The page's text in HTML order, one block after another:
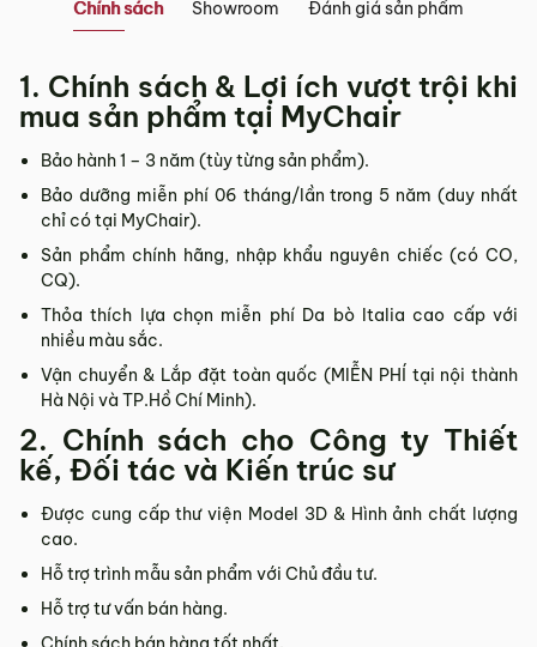
Chính sách Showroom Đánh giá sản phẩm
1. Chính sách & Lợi ích vượt trội khi
mua sản phẩm tại MyChair
Bảo hành 1 – 3 năm (tùy từng sản phẩm).
Bảo dưỡng miễn phí 06 tháng/lần trong 5 năm (duy nhất
chỉ có tại MyChair).
Sản phẩm chính hãng, nhập khẩu nguyên chiếc (có CO,
CQ).
Thỏa thích lựa chọn miễn phí Da bò Italia cao cấp với
nhiều màu sắc.
Vận chuyển & Lắp đặt toàn quốc (MIỄN PHÍ tại nội thành
Hà Nội và TP.Hồ Chí Minh).
2. Chính sách cho Công ty Thiết
kế, Đối tác và Kiến trúc sư
Được cung cấp thư viện Model 3D & Hình ảnh chất lượng
cao.
Hỗ trợ trình mẫu sản phẩm với Chủ đầu tư.
Hỗ trợ tư vấn bán hàng.
Showroom tại Đà Nẵng
– Địa chỉ:Số 223 Lê Đình Lý, Phường Hòa Cường, Thành phố
Đà Nẵng
– Hotline:0942 90 2468
info@mychair.vn
–
Showroom mở cửa từ 8h00 – 18h30 (các ngày từ Thứ 2 đến
Chủ Nhật)
Xem bản đồ